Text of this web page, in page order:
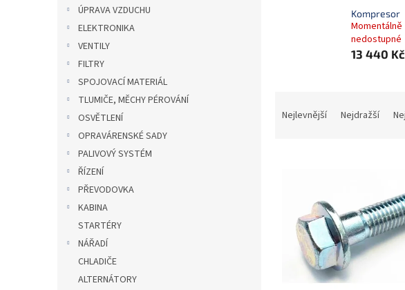
ÚPRAVA VZDUCHU
ELEKTRONIKA
VENTILY
FILTRY
SPOJOVACÍ MATERIÁL
TLUMIČE, MĚCHY PÉROVÁNÍ
OSVĚTLENÍ
OPRAVÁRENSKÉ SADY
PALIVOVÝ SYSTÉM
ŘÍZENÍ
PŘEVODOVKA
KABINA
STARTÉRY
NÁŘADÍ
CHLADIČE
ALTERNÁTORY
Kompresor
Momentálně
nedostupné
13 440 Kč
Nejlevnější Nejdražší